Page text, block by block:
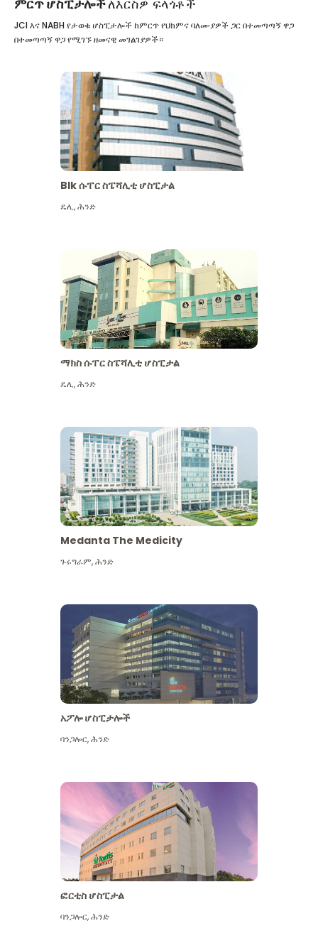
ምርጥ ሆስፒታሎችለእርስዎ ፍላጎቶች
JCI እና NABH የታወቁ ሆስፒታሎች ከምርጥ የህክምና ባለሙያዎች ጋር በተመጣጣኝ ዋጋ
በተመጣጣኝ ዋጋ የሚገኙ ዘመናዊ መገልገያዎች።
Blk ሱፐር ስፔሻሊቲ ሆስፒታል
ዴሊ,ሕንድ
ማክስ ሱፐር ስፔሻሊቲ ሆስፒታል
ዴሊ,ሕንድ
Medanta The Medicity
ጉሩግራም,ሕንድ
አፖሎ ሆስፒታሎች
ባንጋሎር,ሕንድ
ፎርቲስ ሆስፒታል
ባንጋሎር,ሕንድ